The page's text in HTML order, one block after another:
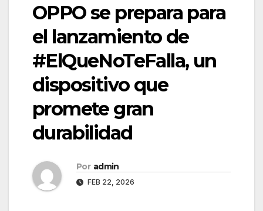
OPPO se prepara para
el lanzamiento de
#ElQueNoTeFalla, un
dispositivo que
promete gran
durabilidad
Por admin
FEB 22, 2026